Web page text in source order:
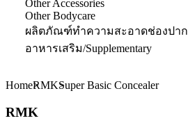
Other Accessories
Other Bodycare
ผลิตภัณฑ์ทำความสะอาดช่องปาก
อาหารเสริม/Supplementary
HomeRMKSuper Basic Concealer
RMK